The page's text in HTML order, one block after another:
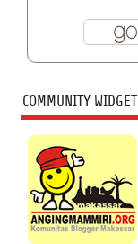
COMMUNITY WIDGET